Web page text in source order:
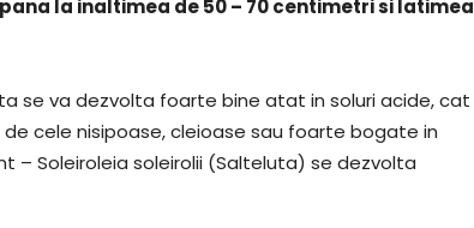
la inaltimea de 50 – 70 centimetri si latimea
se va dezvolta foarte bine atat in soluri acide, cat
cele nisipoase, cleioase sau foarte bogate in
Soleiroleia soleirolii (Salteluta) se dezvolta